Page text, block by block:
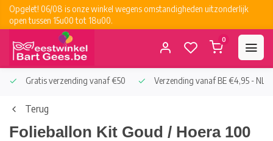
Opgelet! 06/08 is onze winkel wegens omstandigheden uitzonderlijk
open tussen 15u00 tot 18u00.
0
Gratis verzending vanaf €50 Verzending vanaf BE €4,95 - NL
Terug
Folieballon Kit Goud / Hoera 100